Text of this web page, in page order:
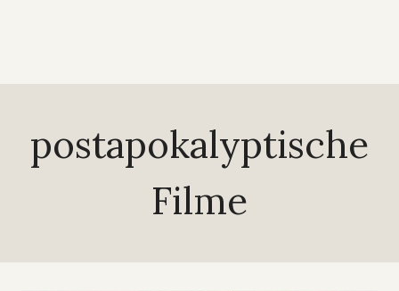
postapokalyptische
Filme